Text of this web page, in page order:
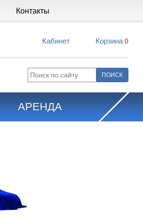
Контакты
Кабинет Корзина 0
АРЕНДА